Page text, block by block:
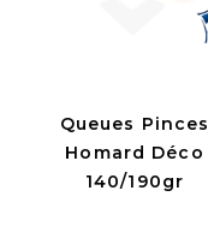
Queues Pinces
Homard Déco
140/190gr